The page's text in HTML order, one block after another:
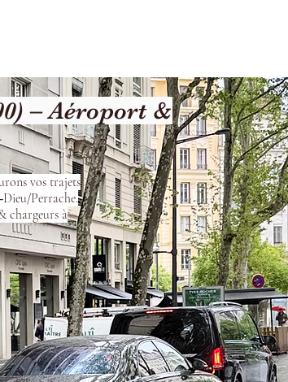
– Aéroport &
vos trajets
Perrache.
chargeurs à